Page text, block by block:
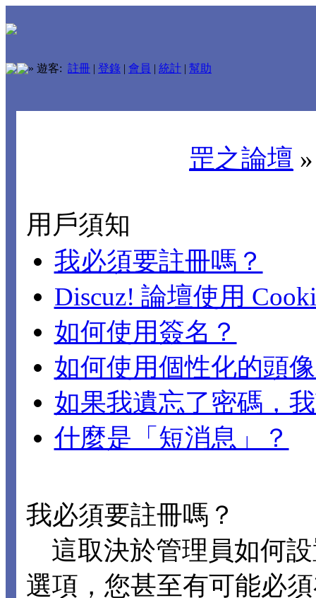
» 遊客: 註冊 | 登錄 | 會員 | 統計 | 幫助
罡之論壇
用戶須知
我必須要註冊嗎？
Discuz! 論壇使用
如何使用簽名？
如何使用個性化的頭
如果我遺忘了密碼，
什麼是「短消息」？
我必須要註冊嗎？
這取決於管理員如何設
選項，您甚至有可能必